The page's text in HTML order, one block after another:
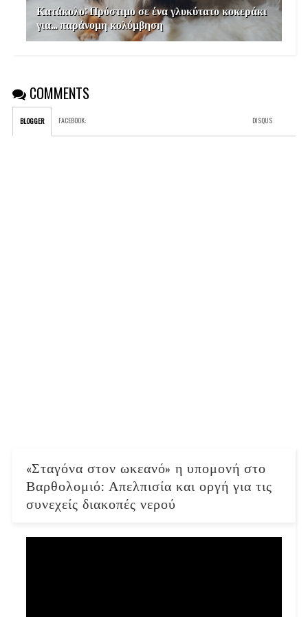
Κατάκολο: Πρόστιμο σε ένα γλυκύτατο κοκεράκι
για… παράνομη κολύμβηση
COMMENTS
BLOGGER FACEBOOK: DISQUS
«Σταγόνα στον ωκεανό» η υπομονή στο
Βαρθολομιό: Απελπισία και οργή για τις
συνεχείς διακοπές νερού